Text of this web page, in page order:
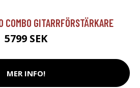
GITARRFÖRSTÄRKARE
5799 SEK
MER INFO!